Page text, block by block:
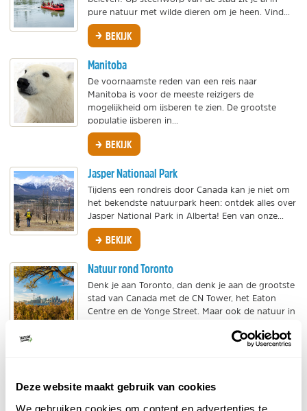
Deze website maakt gebruik van cookies
We gebruiken cookies om content en advertenties te
pure natuur met wilde dieren om je heen. Vind...
BEKIJK
Manitoba
De voornaamste reden van een reis naar
Manitoba is voor de meeste reizigers de
mogelijkheid om ijsberen te zien. De grootste
populatie ijsberen in...
BEKIJK
Jasper Nationaal Park
Tijdens een rondreis door Canada kan je niet om
het bekendste natuurpark heen: ontdek alles over
Jasper National Park in Alberta! Een van onze...
BEKIJK
Natuur rond Toronto
Denk je aan Toronto, dan denk je aan de grootste
stad van Canada met de CN Tower, het Eaton
Centre en de Yonge Street. Maar ook de natuur in
Droom met ons mee van een reis naar
Newfoundland en Labrador: eens vissersparadijs